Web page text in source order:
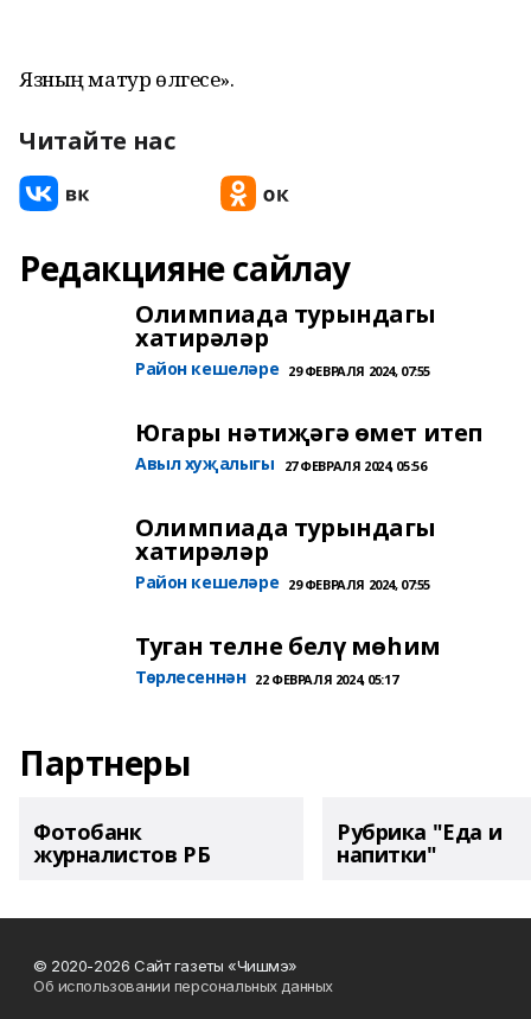
Язның матур өлгесе».
Читайте нас
Редакцияне сайлау
Олимпиада турындагы
хатирәләр
Район кешеләре 29 ФЕВРАЛЯ 2024, 07:55
Югары нәтиҗәгә өмет итеп
Авыл хуҗалыгы 27 ФЕВРАЛЯ 2024, 05:56
Олимпиада турындагы
хатирәләр
Район кешеләре 29 ФЕВРАЛЯ 2024, 07:55
Туган телне белү мөһим
Төрлесеннән 22 ФЕВРАЛЯ 2024, 05:17
Партнеры
Фотобанк
журналистов РБ
Рубрика "Еда и
напитки"
© 2020-2026 Сайт газеты «Чишмэ»
Об использовании персональных данных